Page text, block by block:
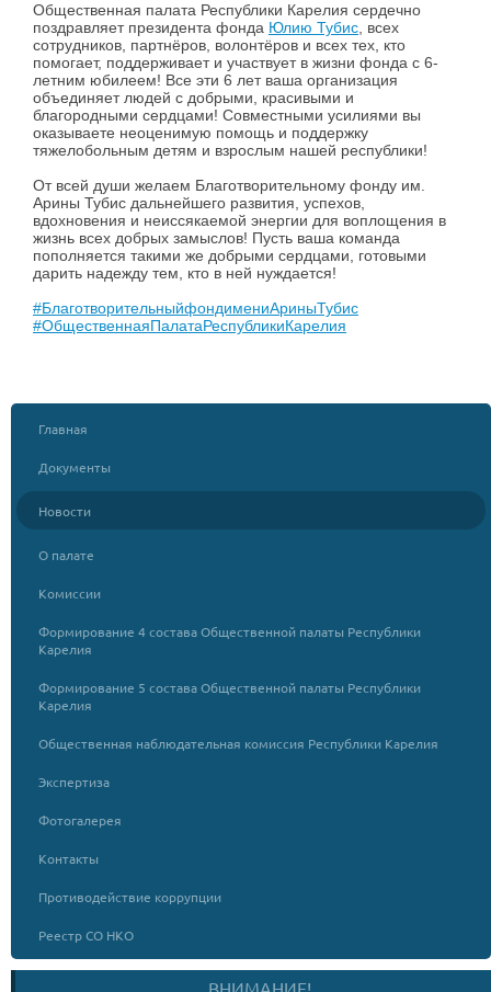
Общественная палата Республики Карелия сердечно
поздравляет президента фонда Юлию Тубис , всех
сотрудников, партнёров, волонтёров и всех тех, кто
помогает, поддерживает и участвует в жизни фонда с 6-
летним юбилеем! Все эти 6 лет ваша организация
объединяет людей с добрыми, красивыми и
благородными сердцами! Совместными усилиями вы
оказываете неоценимую помощь и поддержку
тяжелобольным детям и взрослым нашей республики!
От всей души желаем Благотворительному фонду им.
Арины Тубис дальнейшего развития, успехов,
вдохновения и неиссякаемой энергии для воплощения в
жизнь всех добрых замыслов! Пусть ваша команда
пополняется такими же добрыми сердцами, готовыми
дарить надежду тем, кто в ней нуждается!
#БлаготворительныйфондимениАриныТубис
#ОбщественнаяПалатаРеспубликиКарелия
Главная
Документы
Новости
О палате
Комиссии
Формирование 4 состава Общественной палаты Республики
Карелия
Формирование 5 состава Общественной палаты Республики
Карелия
Общественная наблюдательная комиссия Республики Карелия
Экспертиза
Фотогалерея
Контакты
Противодействие коррупции
Реестр СО НКО
ВНИМАНИЕ!